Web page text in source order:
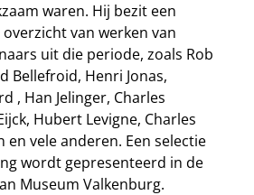
waren. Hij bezit een
van werken van
uit die periode, zoals Rob
Bellefroid, Henri Jonas,
, Han Jelinger, Charles
Hubert Levigne, Charles
en vele anderen. Een selectie
wordt gepresenteerd in de
Museum Valkenburg.